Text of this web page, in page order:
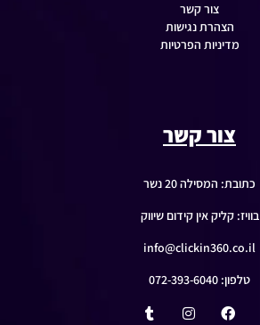
צור קשר
הצהרת נגישות
מדיניות הפרטיות
צור קשר
כתובת: המסילה 20 נשר
בוויז: קליק אין קידום שיווק
info@clickin360.co.il
טלפון: 072-393-6040